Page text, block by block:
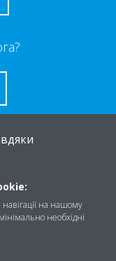
на нашому
необхідні